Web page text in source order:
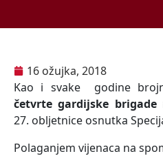
16 ožujka, 2018
Kao i svake godine
četvrte gardijske brigade
27. obljetnice osnutka
Polaganjem vijenaca na